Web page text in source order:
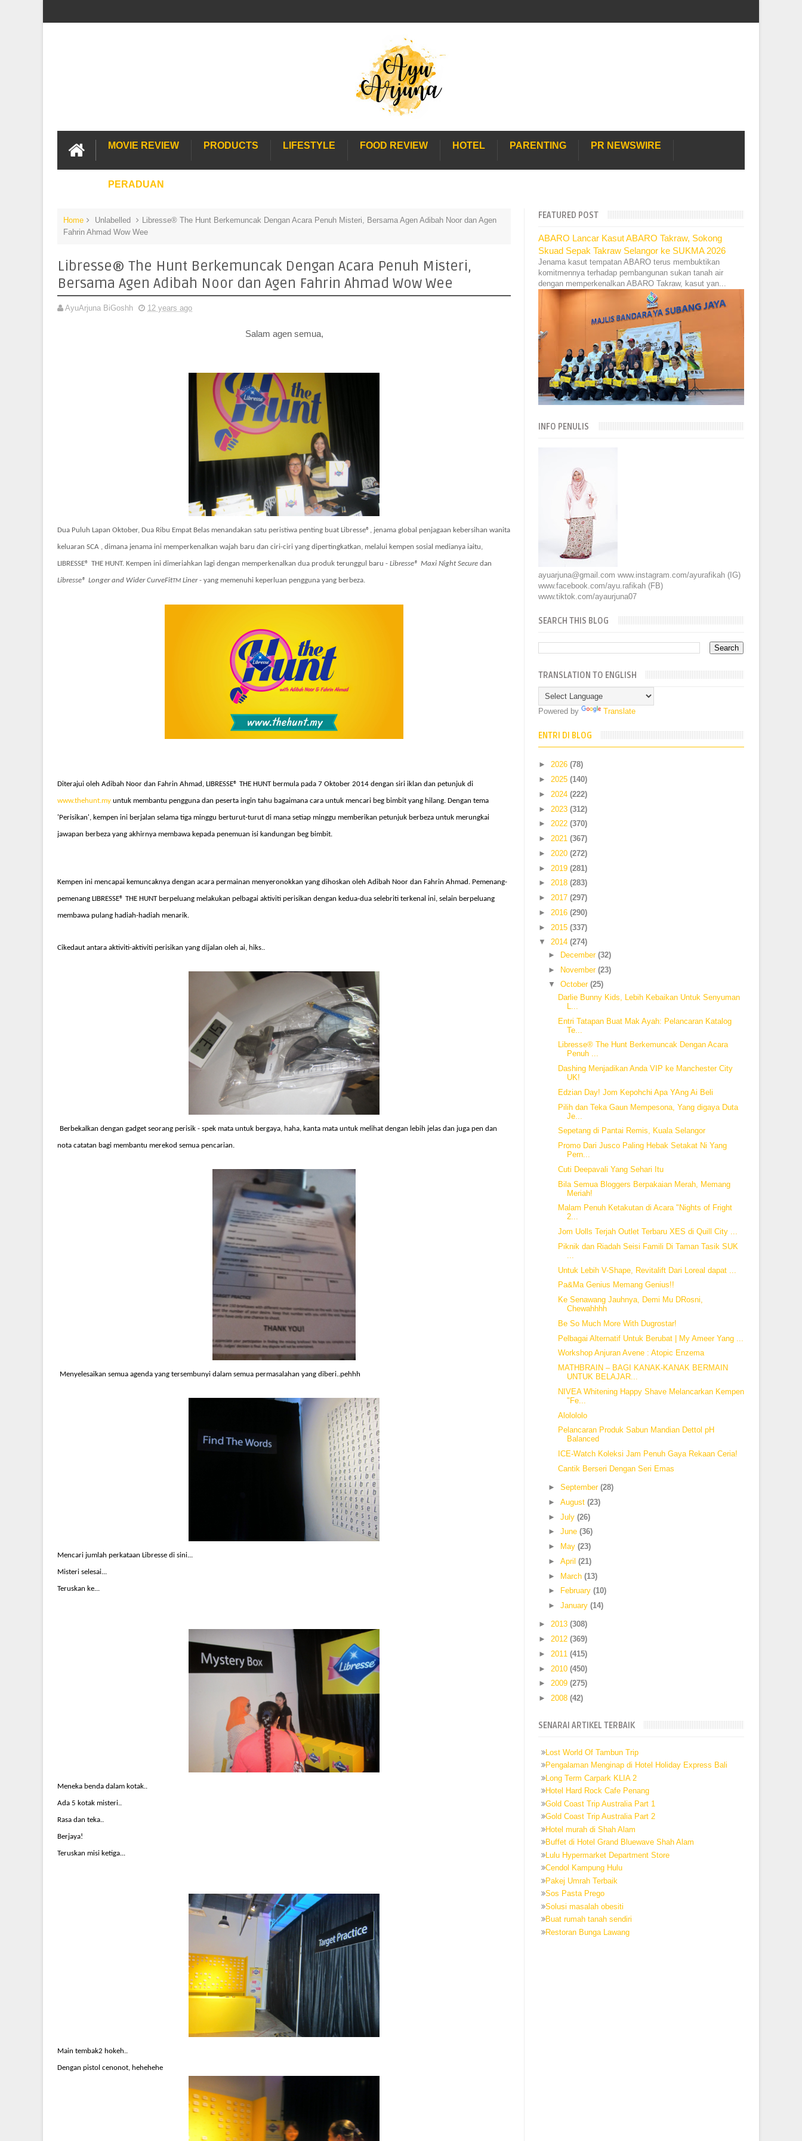
MOVIE REVIEW PRODUCTS LIFESTYLE FOOD REVIEW HOTEL PARENTING PR NEWSWIRE
PERADUAN
Home Unlabelled
Libresse® The Hunt Berkemuncak Dengan Acara Penuh Misteri, Bersama Agen Adibah Noor dan Agen
Fahrin Ahmad Wow Wee
Libresse® The Hunt Berkemuncak Dengan Acara Penuh Misteri,
Bersama Agen Adibah Noor dan Agen Fahrin Ahmad Wow Wee
AyuArjuna BiGoshh 12 years ago
Salam agen semua,
Dua Puluh Lapan Oktober, Dua Ribu Empat Belas menandakan satu peristiwa penting buat Libresse® , jenama global penjagaan kebersihan wanita
keluaran SCA , dimana jenama ini memperkenalkan wajah baru dan ciri-ciri yang dipertingkatkan, melalui kempen sosial medianya iaitu,
LIBRESSE® THE HUNT. Kempen ini dimeriahkan lagi dengan memperkenalkan dua produk terunggul baru - Libresse® Maxi Night Secure dan
Libresse® Longer and Wider CurveFitTM Liner- yang memenuhi keperluan pengguna yang berbeza.
Diterajui oleh Adibah Noor dan Fahrin Ahmad, LIBRESSE® THE HUNT bermula pada 7 Oktober 2014 dengan siri iklan dan petunjuk di
www.thehunt.my untuk membantu pengguna dan peserta ingin tahu bagaimana cara untuk mencari beg bimbit yang hilang. Dengan tema
'Perisikan', kempen ini berjalan selama tiga minggu berturut-turut di mana setiap minggu memberikan petunjuk berbeza untuk merungkai
jawapan berbeza yang akhirnya membawa kepada penemuan isi kandungan beg bimbit.
Kempen ini mencapai kemuncaknya dengan acara permainan menyeronokkan yang dihoskan oleh Adibah Noor dan Fahrin Ahmad. Pemenang-
pemenang LIBRESSE® THE HUNT berpeluang melakukan pelbagai aktiviti perisikan dengan kedua-dua selebriti terkenal ini, selain berpeluang
membawa pulang hadiah-hadiah menarik.
Cikedaut antara aktiviti-aktiviti perisikan yang dijalan oleh ai, hiks..
Berbekalkan dengan gadget seorang perisik - spek mata untuk bergaya, haha, kanta mata untuk melihat dengan lebih jelas dan juga pen dan
nota catatan bagi membantu merekod semua pencarian.
Menyelesaikan semua agenda yang tersembunyi dalam semua permasalahan yang diberi..pehhh
Mencari jumlah perkataan Libresse di sini...
Misteri selesai...
Teruskan ke...
Meneka benda dalam kotak..
Ada 5 kotak misteri..
Rasa dan teka..
Berjaya!
Teruskan misi ketiga...
Main tembak2 hokeh..
Dengan pistol cenonot, hehehehe
FEATURED POST
ABARO Lancar Kasut ABARO Takraw, Sokong
Skuad Sepak Takraw Selangor ke SUKMA 2026
Jenama kasut tempatan ABARO terus membuktikan
komitmennya terhadap pembangunan sukan tanah air
dengan memperkenalkan ABARO Takraw, kasut yan...
INFO PENULIS
ayuarjuna@gmail.com www.instagram.com/ayurafikah (IG)
www.facebook.com/ayu.rafikah (FB)
www.tiktok.com/ayaurjuna07
SEARCH THIS BLOG
TRANSLATION TO ENGLISH
Powered by Translate
ENTRI DI BLOG
►2026(78)
►2025(140)
► 2024(222)
► 2023(312)
►2022(370)
►2021(367)
► 2020(272)
► 2019(281)
►2018(283)
►2017(297)
► 2016(290)
► 2015(337)
▼2014(274)
►
December (32)
► November (23)
▼ October (25)
Darlie Bunny Kids, Lebih Kebaikan Untuk Senyuman
Entri Tatapan Buat Mak Ayah: Pelancaran Katalog
Te...
Libresse® The Hunt Berkemuncak Dengan Acara
Penuh ...
Dashing Menjadikan Anda VIP ke Manchester City
UK!
Edzian Day! Jom Kepohchi Apa YAng Ai Beli
Pilih dan Teka Gaun Mempesona, Yang digaya Duta
Je...
Sepetang di Pantai Remis, Kuala Selangor
Promo Dari Jusco Paling Hebak Setakat Ni Yang
Pern...
Cuti Deepavali Yang Sehari Itu
Bila Semua Bloggers Berpakaian Merah, Memang
Meriah!
Malam Penuh Ketakutan di Acara "Nights of Fright
2...
Jom Uolls Terjah Outlet Terbaru XES di Quill City ...
Piknik dan Riadah Seisi Famili Di Taman Tasik SUK
Untuk Lebih V-Shape, Revitalift Dari Loreal dapat ...
Pa&Ma Genius Memang Genius!!
Ke Senawang Jauhnya, Demi Mu DRosni,
Chewahhhh
Be So Much More With Dugrostar!
Pelbagai Alternatif Untuk Berubat | My Ameer Yang ...
Workshop Anjuran Avene : Atopic Enzema
MATHBRAIN – BAGI KANAK-KANAK BERMAIN
UNTUK BELAJAR...
NIVEA Whitening Happy Shave Melancarkan Kempen
"Fe...
Alolololo
Pelancaran Produk Sabun Mandian Dettol pH
Balanced
ICE-Watch Koleksi Jam Penuh Gaya Rekaan Ceria!
Cantik Berseri Dengan Seri Emas
► September (28)
► August (23)
► July (26)
► June (36)
►
May (23)
► April (21)
► March (13)
►
February (10)
► January (14)
►2013(308)
►2012(369)
► 2011(415)
► 2010(450)
►2009(275)
►2008(42)
SENARAI ARTIKEL TERBAIK
Lost World Of Tambun Trip
Pengalaman Menginap di Hotel Holiday Express Bali
Long Term Carpark KLIA 2
Hotel Hard Rock Cafe Penang
Gold Coast Trip Australia Part 1
Gold Coast Trip Australia Part 2
Hotel murah di Shah Alam
Buffet di Hotel Grand Bluewave Shah Alam
Lulu Hypermarket Department Store
Cendol Kampung Hulu
Pakej Umrah Terbaik
Sos Pasta Prego
Solusi masalah obesiti
Buat rumah tanah sendiri
Restoran Bunga Lawang